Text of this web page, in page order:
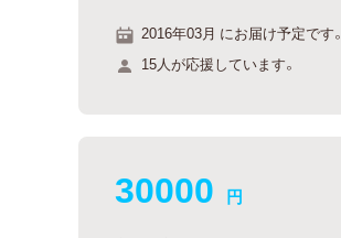
2016年03月 にお届け予定です。
15人が応援しています。
30000 円